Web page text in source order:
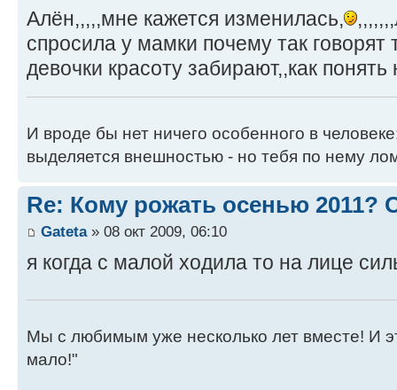
Алён,,,,,мне кажется изменилась,
спросила у мамки почему так говорят
девочки красоту забирают,,как
И вроде бы нет ничего особенного в
выделяется внешностью - но тебя по нему
Re: Кому рожать осенью 2011?
Gateta» 08 окт 2009, 06:10
я когда с малой ходила то на лице
Мы с любимым уже несколько лет вместе! И
мало!"